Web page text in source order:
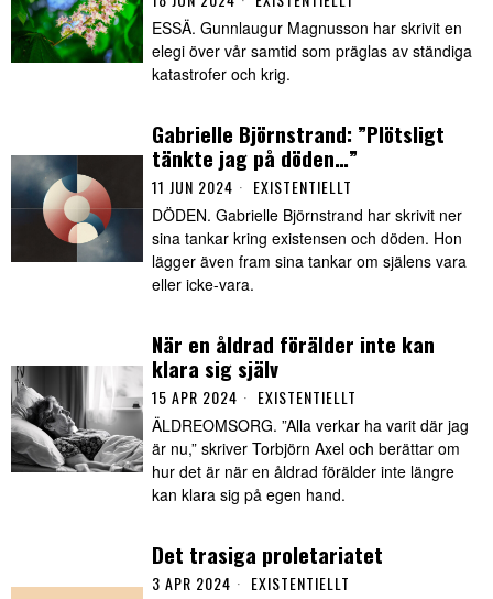
ESSÄ. Gunnlaugur Magnusson har skrivit en
elegi över vår samtid som präglas av ständiga
katastrofer och krig.
Gabrielle Björnstrand: ”Plötsligt
tänkte jag på döden…”
11 JUN 2024 EXISTENTIELLT
DÖDEN. Gabrielle Björnstrand har skrivit ner
sina tankar kring existensen och döden. Hon
lägger även fram sina tankar om själens vara
eller icke-vara.
När en åldrad förälder inte kan
klara sig själv
15 APR 2024 EXISTENTIELLT
ÄLDREOMSORG. ”Alla verkar ha varit där jag
är nu,” skriver Torbjörn Axel och berättar om
hur det är när en åldrad förälder inte längre
kan klara sig på egen hand.
Det trasiga proletariatet
3 APR 2024 EXISTENTIELLT